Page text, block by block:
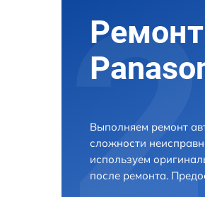
Выполняем ремонт
сложности
используем
после ремонта.